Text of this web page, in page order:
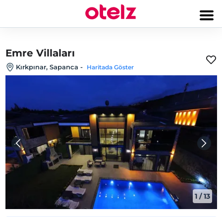
Emre Villaları
Kırkpınar, Sapanca - Haritada Göster
1 /13